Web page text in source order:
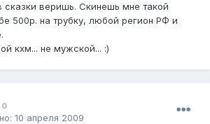
сказки веришь. Скинешь мне такой
500р. на трубку, любой регион РФ и
кхм... не мужской... :)
0
10 апреля 2009